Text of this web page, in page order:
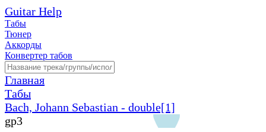
Guitar Help
Табы
Тюнер
Аккорды
Конвертер табов
Главная
Табы
Bach, Johann Sebastian - double[1]
gp3